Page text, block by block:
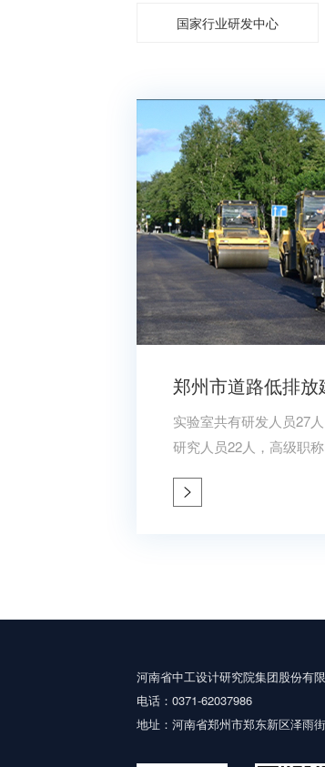
国家行业研发中心
郑州市道路低排
实验室共有研发人员27
研究人员22人，高级职
的仪器设备，其中主要
河南省中工设计研究院集团股份有
电话：0371-62037986
地址：河南省郑州市郑东新区泽雨